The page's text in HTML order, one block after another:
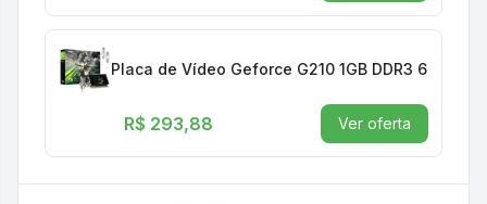
Placa de Vídeo Geforce G210 1GB DDR3 64
R$ 293,88 Ver oferta